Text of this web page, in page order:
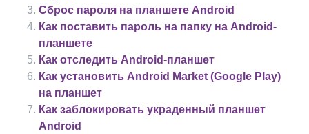
Сброс пароля на планшете Android
Как поставить пароль на папку на Android-
планшете
Как отследить Android-планшет
Как установить Android Market (Google Play)
на планшет
Как заблокировать украденный планшет
Android